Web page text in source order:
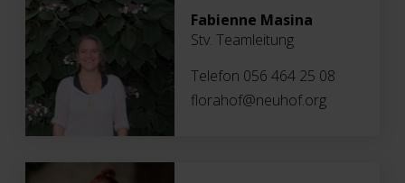
Fabienne Masina
Stv. Teamleitung
Telefon 056 464 25 08
florahof@neuhof.org